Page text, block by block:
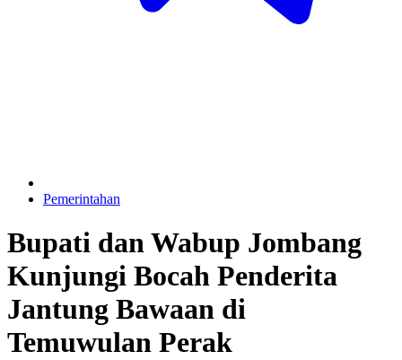
Pemerintahan
Bupati dan Wabup Jombang
Kunjungi Bocah Penderita
Jantung Bawaan di
Temuwulan Perak